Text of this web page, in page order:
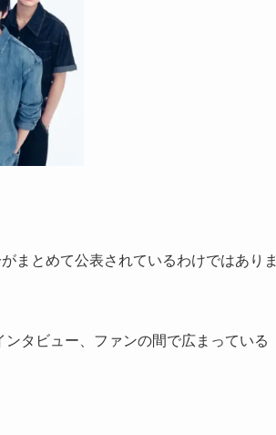
まとめて公表されているわけではありま
タビュー、ファンの間で広まっている